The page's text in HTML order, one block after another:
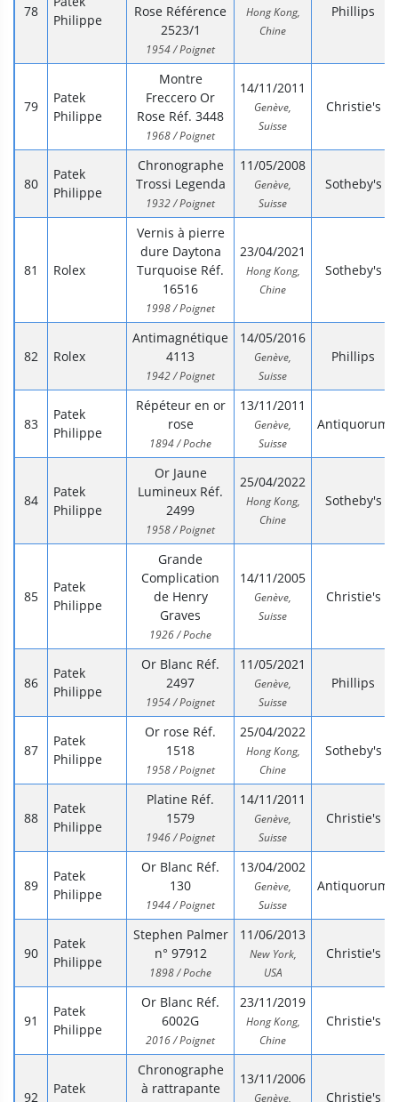
Philippe
Rose Référence
2523/1
1954 / Poignet
Hong Kong,
Chine
Phillips
Patek
Philippe
Montre
Freccero Or
Rose Réf. 3448
1968 / Poignet
14/11/2011
Genève,
Suisse
Christie's
Patek
Philippe
Chronographe
Trossi Legenda
1932 / Poignet
11/05/2008
Genève,
Suisse
Sotheby's
Rolex
Vernis à pierre
dure Daytona
Turquoise Réf.
16516
1998 / Poignet
23/04/2021
Hong Kong,
Chine
Sotheby's
Rolex
Antimagnétique
4113
1942 / Poignet
14/05/2016
Genève,
Suisse
Phillips
Patek
Philippe
Répéteur en or
rose
1894 / Poche
13/11/2011
Genève,
Suisse
Antiquorum
Patek
Philippe
Or Jaune
Lumineux Réf.
2499
1958 / Poignet
25/04/2022
Hong Kong,
Chine
Sotheby's
Patek
Philippe
Grande
Complication
de Henry
Graves
1926 / Poche
14/11/2005
Genève,
Suisse
Christie's
Patek
Philippe
Or Blanc Réf.
2497
1954 / Poignet
11/05/2021
Genève,
Suisse
Phillips
Patek
Philippe
Or rose Réf.
1518
1958 / Poignet
25/04/2022
Hong Kong,
Chine
Sotheby's
Patek
Philippe
Platine Réf.
1579
1946 / Poignet
14/11/2011
Genève,
Suisse
Christie's
Patek
Philippe
Or Blanc Réf.
130
1944 / Poignet
13/04/2002
Genève,
Suisse
Antiquorum
Patek
Philippe
Stephen Palmer
n° 97912
1898 / Poche
11/06/2013
New York,
USA
Christie's
Patek
Philippe
Or Blanc Réf.
6002G
2016 / Poignet
23/11/2019
Hong Kong,
Chine
Christie's
Patek
Chronographe
à rattrapante
13/11/2006
Genève, Christie's